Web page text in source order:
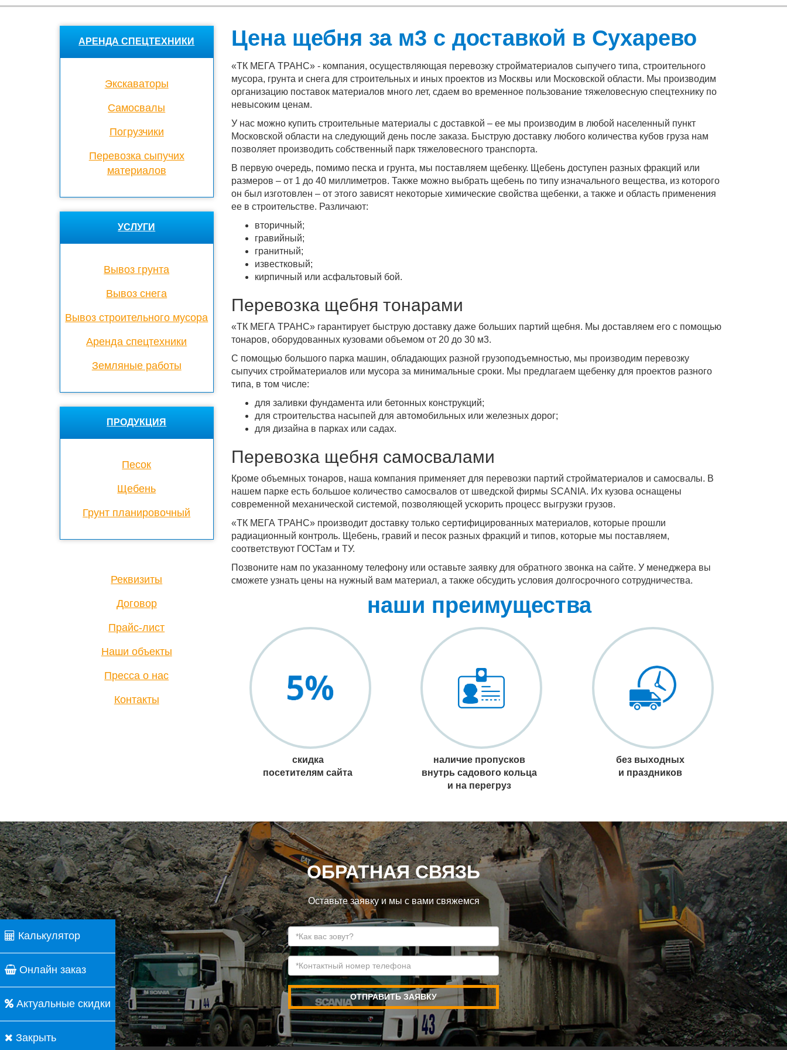
Цена щебня за м3 с доставкой в Сухарево
«ТК МЕГА ТРАНС» - компания, осуществляющая перевозку стройматериалов сыпучего типа, строительного
мусора, грунта и снега для строительных и иных проектов из Москвы или Московской области. Мы производим
организацию поставок материалов много лет, сдаем во временное пользование тяжеловесную спецтехнику по
невысоким ценам.
У нас можно купить строительные материалы с доставкой – ее мы производим в любой населенный пункт
Московской области на следующий день после заказа. Быструю доставку любого количества кубов груза нам
позволяет производить собственный парк тяжеловесного транспорта.
В первую очередь, помимо песка и грунта, мы поставляем щебенку. Щебень доступен разных фракций или
размеров – от 1 до 40 миллиметров. Также можно выбрать щебень по типу изначального вещества, из которого
он был изготовлен – от этого зависят некоторые химические свойства щебенки, а также и область применения
ее в строительстве. Различают:
вторичный;
гравийный;
гранитный;
известковый;
кирпичный или асфальтовый бой.
Перевозка щебня тонарами
«ТК МЕГА ТРАНС» гарантирует быструю доставку даже больших партий щебня. Мы доставляем его с помощью
тонаров, оборудованных кузовами объемом от 20 до 30 м3.
С помощью большого парка машин, обладающих разной грузоподъемностью, мы производим перевозку
сыпучих стройматериалов или мусора за минимальные сроки. Мы предлагаем щебенку для проектов разного
типа, в том числе:
для заливки фундамента или бетонных конструкций;
для строительства насыпей для автомобильных или железных дорог;
для дизайна в парках или садах.
Перевозка щебня самосвалами
Кроме объемных тонаров, наша компания применяет для перевозки партий стройматериалов и самосвалы. В
нашем парке есть большое количество самосвалов от шведской фирмы SCANIA. Их кузова оснащены
современной механической системой, позволяющей ускорить процесс выгрузки грузов.
«ТК МЕГА ТРАНС» производит доставку только сертифицированных материалов, которые прошли
радиационный контроль. Щебень, гравий и песок разных фракций и типов, которые мы поставляем,
соответствуют ГОСТам и ТУ.
Позвоните нам по указанному телефону или оставьте заявку для обратного звонка на сайте. У менеджера вы
сможете узнать цены на нужный вам материал, а также обсудить условия долгосрочного сотрудничества.
наши преимущества
скидка
посетителям сайта
наличие пропусков
внутрь садового кольца
и на перегруз
без выходных
и праздников
АРЕНДА СПЕЦТЕХНИКИ
Экскаваторы
Cамосвалы
Погрузчики
Перевозка сыпучих
материалов
УСЛУГИ
Вывоз грунта
Вывоз снега
Вывоз строительного мусора
Аренда спецтехники
Земляные работы
ПРОДУКЦИЯ
Песок
Щебень
Грунт планировочный
Реквизиты
Договор
Прайс-лист
Наши объекты
Пресса о нас
Контакты
ОБРАТНАЯ СВЯЗЬ
Оставьте заявку и мы с вами свяжемся
ОТПРАВИТЬ ЗАЯВКУ
Калькулятор
Онлайн заказ
Актуальные скидки
Закрыть